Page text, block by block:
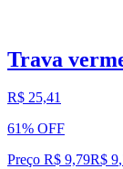
Trava
R$ 25,41
61% OFF
Preço R$ 9,79R$ 9,